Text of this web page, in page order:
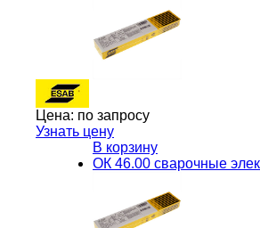
Цена: по запросу
Узнать цену
В корзину
ОК 46.00 сварочные